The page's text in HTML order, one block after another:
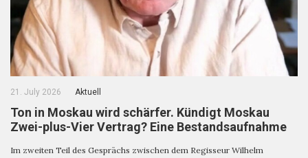
21. July 2026 Aktuell
Ton in Moskau wird schärfer. Kündigt Moskau
Zwei-plus-Vier Vertrag? Eine Bestandsaufnahme
Im zweiten Teil des Gesprächs zwischen dem Regisseur Wilhelm